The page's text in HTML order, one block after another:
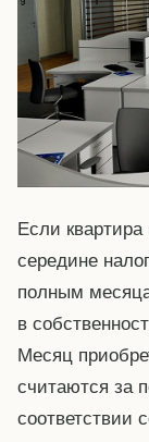
Если
середине
полным
в
Месяц
считаются за
соответствии